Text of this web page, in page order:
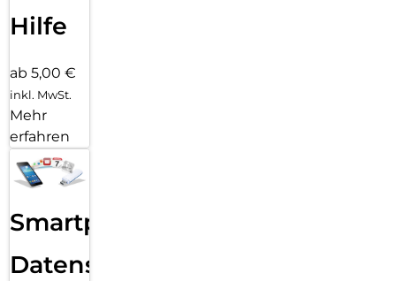
Hilfe
ab 5,00 €
inkl. MwSt.
Mehr
erfahren
Smartphone
Datensicherung